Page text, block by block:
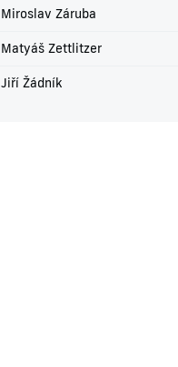
Miroslav Záruba
Matyáš Zettlitzer
Jiří Žádník